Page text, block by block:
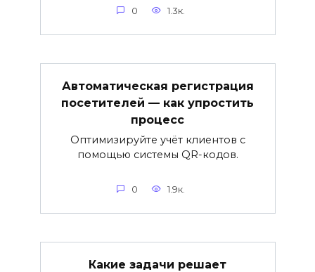
0 1.3к.
Автоматическая регистрация
посетителей — как упростить
процесс
Оптимизируйте учёт клиентов с
помощью системы QR-кодов.
0 1.9к.
Какие задачи решает